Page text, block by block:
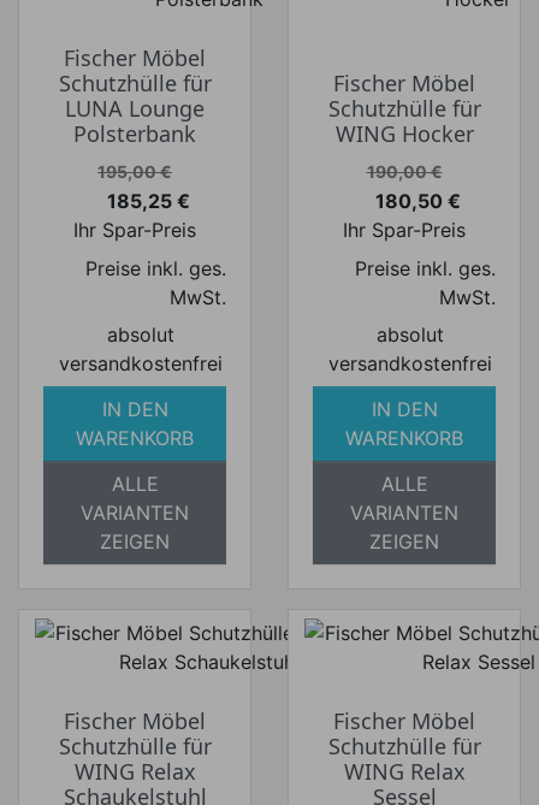
Fischer Möbel
Schutzhülle für
LUNA Lounge
Polsterbank
Verkaufspreis
195,00 €
Preis
185,25 €
Ihr Spar-Preis
Preise inkl. ges.
MwSt.
absolut
versandkostenfrei
IN DEN
WARENKORB
ALLE
VARIANTEN
ZEIGEN
Fischer Möbel
Schutzhülle für
WING Hocker
Verkaufspreis
190,00 €
Preis
180,50 €
Ihr Spar-Preis
Preise inkl. ges.
MwSt.
absolut
versandkostenfrei
IN DEN
WARENKORB
ALLE
VARIANTEN
ZEIGEN
Fischer Möbel
Schutzhülle für
WING Relax
Schaukelstuhl
Fischer Möbel
Schutzhülle für
WING Relax
Sessel